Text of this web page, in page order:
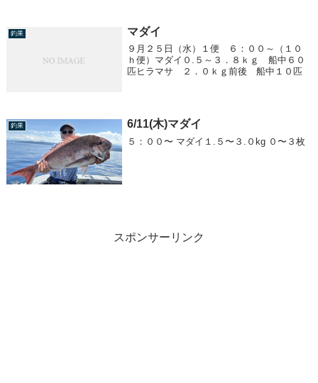
釣果 マダイ
９月２５日（水）１便 ６：００～（１０
ｈ便）マダイ０.５～３．８ｋｇ 船中６０
匹ヒラマサ ２．０ｋｇ前後 船中１０匹
釣果 6/11(木)マダイ
５：００〜 マダイ１.５〜３.０kg ０〜３枚
スポンサーリンク